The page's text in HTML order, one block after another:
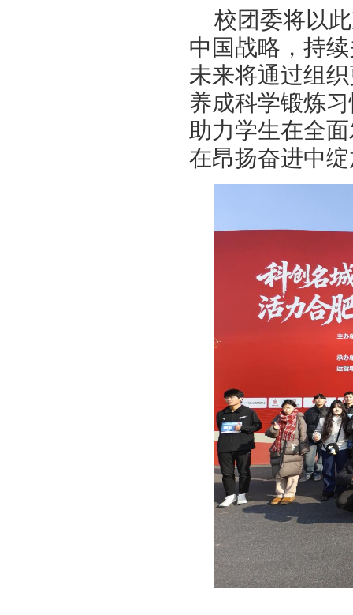
校团委将以
中国战略，持
未来将通过组
养成科学锻炼
助力学生在全
在昂扬奋进中